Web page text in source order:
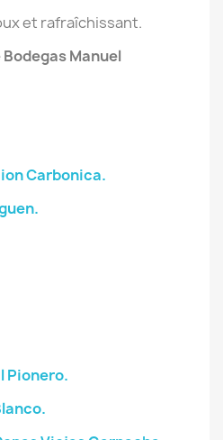
et rafraîchissant.
Manuel
Carbonica.
Pionero.